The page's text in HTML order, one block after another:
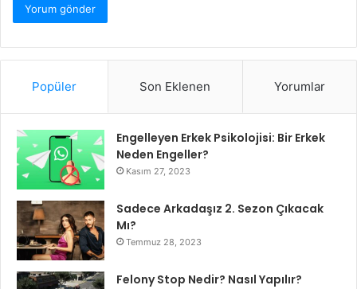
Popüler Son Eklenen Yorumlar
Engelleyen Erkek Psikolojisi: Bir Erkek
Neden Engeller?
Kasım 27, 2023
Sadece Arkadaşız 2. Sezon Çıkacak
Mı?
Temmuz 28, 2023
Felony Stop Nedir? Nasıl Yapılır?